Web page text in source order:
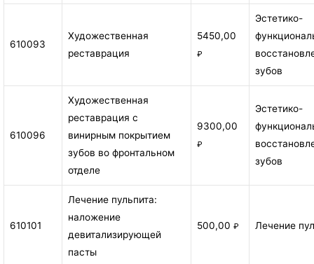
610093
Художественная
реставрация
5450,00
₽
Эстетико-
зубов
610096
Художественная
реставрация с
винирным покрытием
зубов во фронтальном
отделе
9300,00
₽
Эстетико-
зубов
610101
Лечение пульпита:
наложение
девитализирующей
пасты
500,00 ₽ Лечение